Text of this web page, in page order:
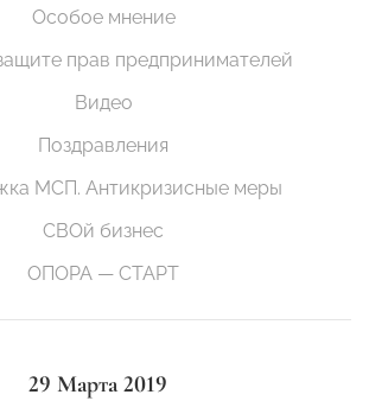
Особое мнение
прав предпринимателей
Видео
Поздравления
МСП. Антикризисные меры
СВОй бизнес
ОПОРА — СТАРТ
29 Марта 2019